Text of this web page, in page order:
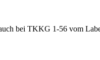
bei TKKG 1-56 vom